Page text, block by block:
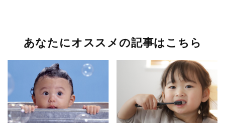
あなたにオススメの記事はこちら